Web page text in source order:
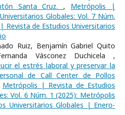
Santa Cruz. , Metrópolis |
Globales: Vol. 7 Núm.
Revista de Estudios Universitarios
Ruiz, Benjamín Gabriel Quito
Vásconez Duchicela ,
el estrés laboral y preservar la
de Call Center de Pollos
Metrópolis | Revista de Estudios
Vol. 6 Núm. 1 (2025): Metrópolis
Universitarios Globales | Enero-